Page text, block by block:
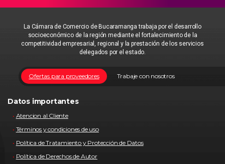
La Cámara de Comercio de Bucaramanga trabaja por el desarrollo
socioeconómico de la región mediante el fortalecimiento de la
competitividad empresarial, regional y la prestación de los servicios
delegados por el estado.
Trabaje con nosotros
Ofertas para proveedores
Datos importantes
Atencion al Cliente
Términos y condiciones de uso
Política de Tratamiento y Protección de Datos
Política de Derechos de Autor